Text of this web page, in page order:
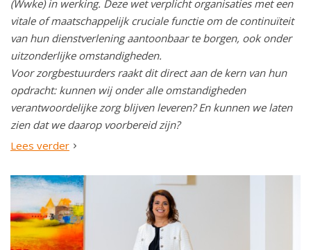
(Wwke) in werking. Deze wet verplicht organisaties met een
vitale of maatschappelijk cruciale functie om de continuïteit
van hun dienstverlening aantoonbaar te borgen, ook onder
uitzonderlijke omstandigheden.
Voor zorgbestuurders raakt dit direct aan de kern van hun
opdracht: kunnen wij onder alle omstandigheden
verantwoordelijke zorg blijven leveren? En kunnen we laten
zien dat we daarop voorbereid zijn?
Lees verder